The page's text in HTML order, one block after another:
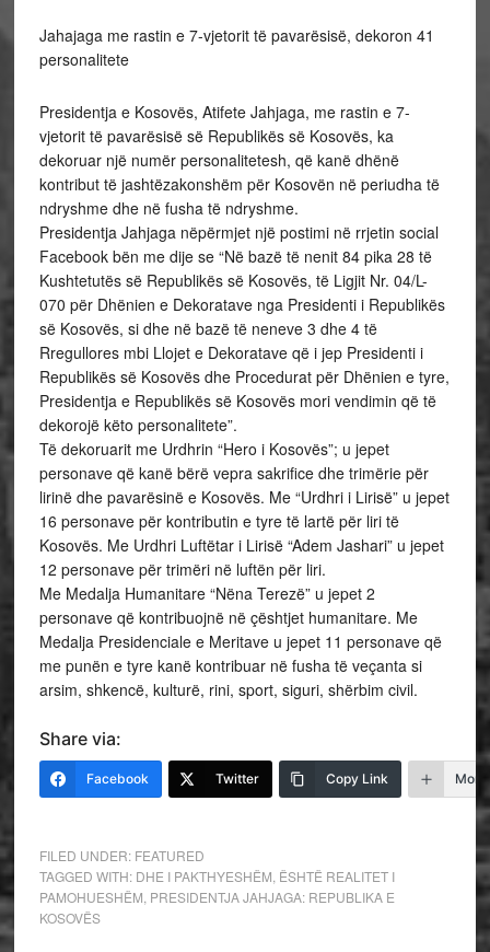
Jahajaga me rastin e 7-vjetorit të pavarësisë, dekoron 41
personalitete
Presidentja e Kosovës, Atifete Jahjaga, me rastin e 7-
vjetorit të pavarësisë së Republikës së Kosovës, ka
dekoruar një numër personalitetesh, që kanë dhënë
kontribut të jashtëzakonshëm për Kosovën në periudha të
ndryshme dhe në fusha të ndryshme.
Presidentja Jahjaga nëpërmjet një postimi në rrjetin social
Facebook bën me dije se “Në bazë të nenit 84 pika 28 të
Kushtetutës së Republikës së Kosovës, të Ligjit Nr. 04/L-
070 për Dhënien e Dekoratave nga Presidenti i Republikës
së Kosovës, si dhe në bazë të neneve 3 dhe 4 të
Rregullores mbi Llojet e Dekoratave që i jep Presidenti i
Republikës së Kosovës dhe Procedurat për Dhënien e tyre,
Presidentja e Republikës së Kosovës mori vendimin që të
dekorojë këto personalitete”.
Të dekoruarit me Urdhrin “Hero i Kosovës”; u jepet
personave që kanë bërë vepra sakrifice dhe trimërie për
lirinë dhe pavarësinë e Kosovës. Me “Urdhri i Lirisë” u jepet
16 personave për kontributin e tyre të lartë për liri të
Kosovës. Me Urdhri Luftëtar i Lirisë “Adem Jashari” u jepet
12 personave për trimëri në luftën për liri.
Me Medalja Humanitare “Nëna Terezë” u jepet 2
personave që kontribuojnë në çështjet humanitare. Me
Medalja Presidenciale e Meritave u jepet 11 personave që
me punën e tyre kanë kontribuar në fusha të veçanta si
arsim, shkencë, kulturë, rini, sport, siguri, shërbim civil.
Share via:
Facebook Twitter Copy Link More
FILED UNDER: FEATURED
TAGGED WITH: DHE I PAKTHYESHËM ËSHTË REALITET I
PAMOHUESHËM PRESIDENTJA JAHJAGA: REPUBLIKA E
KOSOVËS